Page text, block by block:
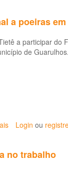
Prevenção
Segurança
no
Acidentes
Trabalho
a poeiras
a participar do
de Guarulhos.
sobre
realiza
Login ou
no trabalho